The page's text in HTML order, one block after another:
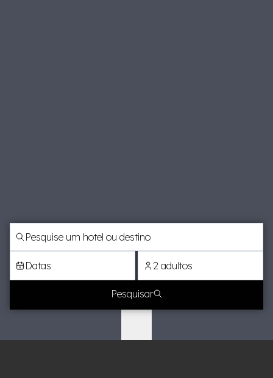
Datas 2 adultos
Pesquisar